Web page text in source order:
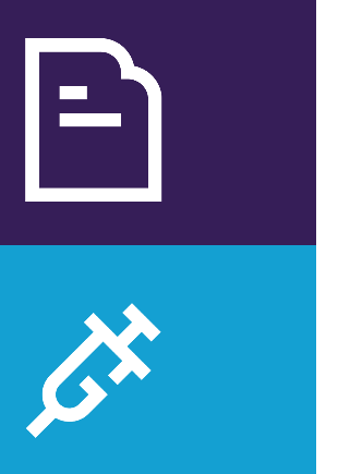
Dépistage
la liste des services offerts.
Vaccination
la liste des vaccins offerts.
CLIQUEZ ICI